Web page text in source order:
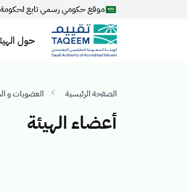
موقع حكومي رسمي تابع لحكومة
حول
الصفحة الرئيسية العضويات و
أعضاء الهيئة